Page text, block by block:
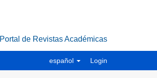
Portal de Revistas Académicas
español Login